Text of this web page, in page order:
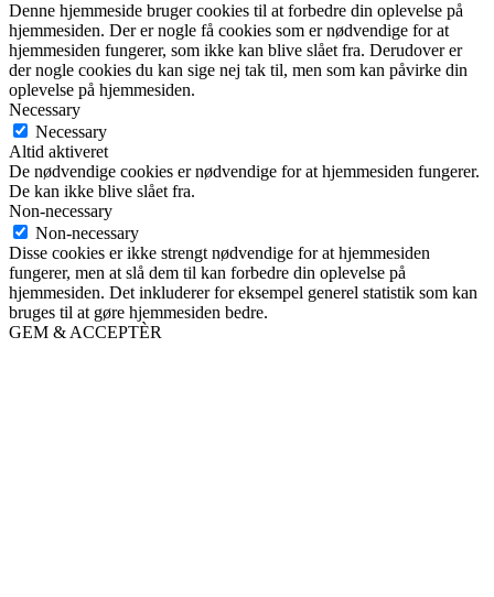
Denne hjemmeside bruger cookies til at forbedre din oplevelse på
hjemmesiden. Der er nogle få cookies som er nødvendige for at
hjemmesiden fungerer, som ikke kan blive slået fra. Derudover er
der nogle cookies du kan sige nej tak til, men som kan påvirke din
oplevelse på hjemmesiden.
Necessary
Necessary
Altid aktiveret
De nødvendige cookies er nødvendige for at hjemmesiden fungerer.
De kan ikke blive slået fra.
Non-necessary
Non-necessary
Disse cookies er ikke strengt nødvendige for at hjemmesiden
fungerer, men at slå dem til kan forbedre din oplevelse på
hjemmesiden. Det inkluderer for eksempel generel statistik som kan
bruges til at gøre hjemmesiden bedre.
GEM & ACCEPTÈR